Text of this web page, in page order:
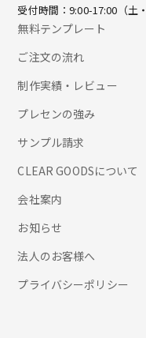
受付時間：9:00-17:00（土
無料テンプレート
ご注文の流れ
制作実績・レビュー
プレセンの強み
サンプル請求
CLEAR GOODSについて
会社案内
お知らせ
法人のお客様へ
プライバシーポリシー